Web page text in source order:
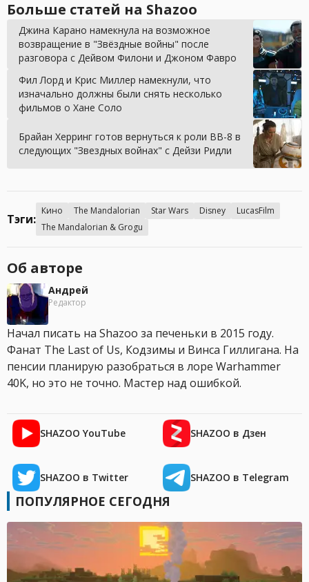
Больше статей на Shazoo
Джина Карано намекнула на возможное
возвращение в "Звёздные войны" после
разговора с Дейвом Филони и Джоном Фавро
Фил Лорд и Крис Миллер намекнули, что
изначально должны были снять несколько
фильмов о Хане Соло
Брайан Херринг готов вернуться к роли BB-8 в
следующих "Звездных войнах" с Дейзи Ридли
Тэги:
Кино The Mandalorian Star Wars Disney
LucasFilm
The Mandalorian & Grogu
Об авторе
Андрей
Редактор
Начал писать на Shazoo за печеньки в 2015 году.
Фанат The Last of Us, Кодзимы и Винса Гиллигана. На
пенсии планирую разобраться в лоре Warhammer
40K, но это не точно. Мастер над ошибкой.
SHAZOO YouTube SHAZOO в Дзен
SHAZOO в Twitter SHAZOO в Telegram
ПОПУЛЯРНОЕ СЕГОДНЯ